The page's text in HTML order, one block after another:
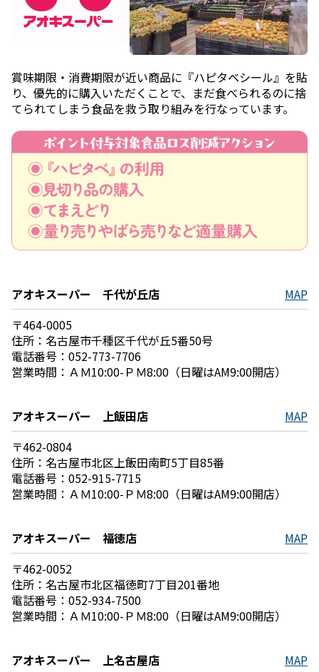
賞味期限・消費期限が近い商品に『ハピタベシール』を貼
り、優先的に購入いただくことで、まだ食べられるのに捨
てられてしまう食品を救う取り組みを行なっています。
アオキスーパー 千代が丘店
MAP
〒464-0005
住所：名古屋市千種区千代が丘5番50号
電話番号：052-773-7706
営業時間：ＡＭ10:00-ＰＭ8:00（日曜はAM9:00開店）
アオキスーパー 上飯田店
MAP
〒462-0804
住所：名古屋市北区上飯田南町5丁目85番
電話番号：052-915-7715
営業時間：ＡＭ10:00-ＰＭ8:00（日曜はAM9:00開店）
アオキスーパー 福徳店
MAP
〒462-0052
住所：名古屋市北区福徳町7丁目201番地
電話番号：052-934-7500
営業時間：ＡＭ10:00-ＰＭ8:00（日曜はAM9:00開店）
アオキスーパー 上名古屋店
MAP